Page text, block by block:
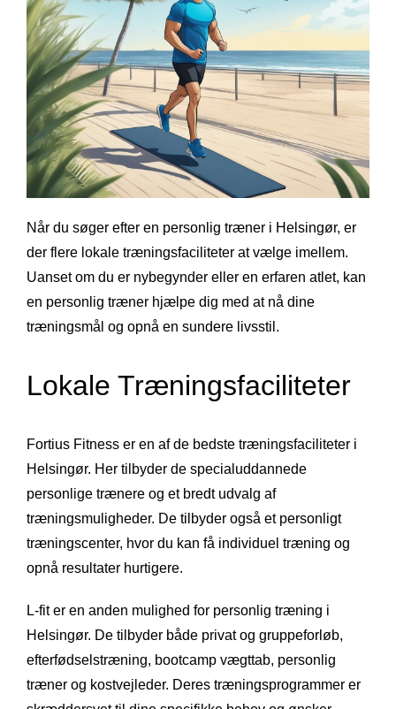
Når du søger efter en personlig træner i Helsingør, er
der flere lokale træningsfaciliteter at vælge imellem.
Uanset om du er nybegynder eller en erfaren atlet, kan
en personlig træner hjælpe dig med at nå dine
træningsmål og opnå en sundere livsstil.
Lokale Træningsfaciliteter
Fortius Fitness er en af de bedste træningsfaciliteter i
Helsingør. Her tilbyder de specialuddannede
personlige trænere og et bredt udvalg af
træningsmuligheder. De tilbyder også et personligt
træningscenter, hvor du kan få individuel træning og
opnå resultater hurtigere.
L-fit er en anden mulighed for personlig træning i
Helsingør. De tilbyder både privat og gruppeforløb,
efterfødselstræning, bootcamp vægttab, personlig
træner og kostvejleder. Deres træningsprogrammer er